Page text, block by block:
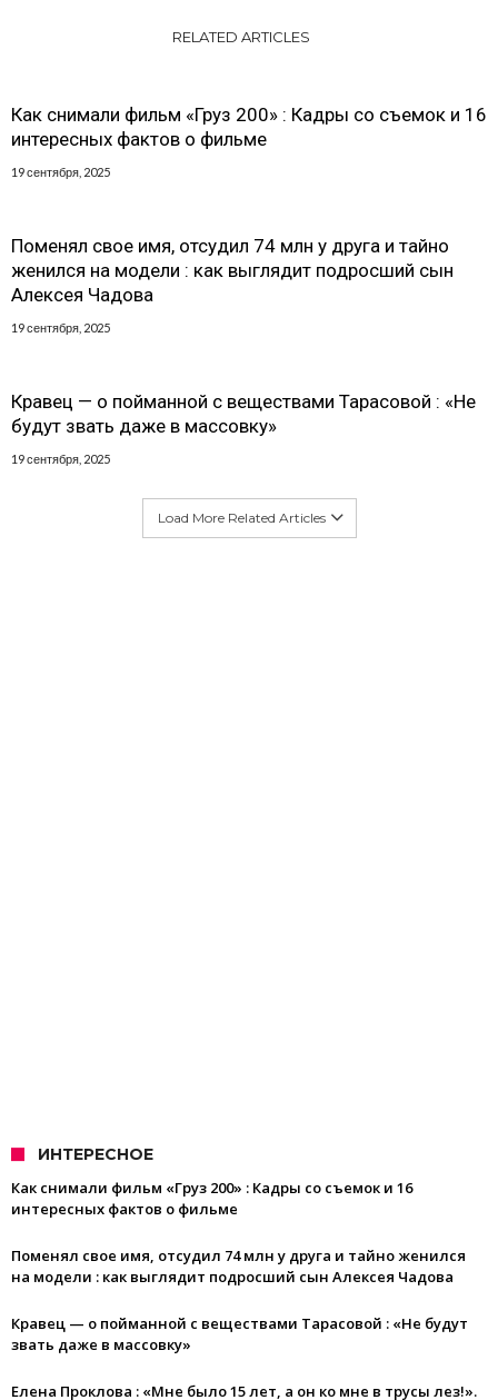
RELATED ARTICLES
Как снимали фильм «Груз 200» : Кадры со съемок и 16
интересных фактов о фильме
19 сентября, 2025
Поменял свое имя, отсудил 74 млн у друга и тайно
женился на модели : как выглядит подросший сын
Алексея Чадова
19 сентября, 2025
Кравец — о пойманной с веществами Тарасовой : «Не
будут звать даже в массовку»
19 сентября, 2025
Load More Related Articles
ИНТЕРЕСНОЕ
Как снимали фильм «Груз 200» : Кадры со съемок и 16
интересных фактов о фильме
Поменял свое имя, отсудил 74 млн у друга и тайно женился
на модели : как выглядит подросший сын Алексея Чадова
Кравец — о пойманной с веществами Тарасовой : «Не будут
звать даже в массовку»
Елена Проклова : «Мне было 15 лет, а он ко мне в трусы лез!».